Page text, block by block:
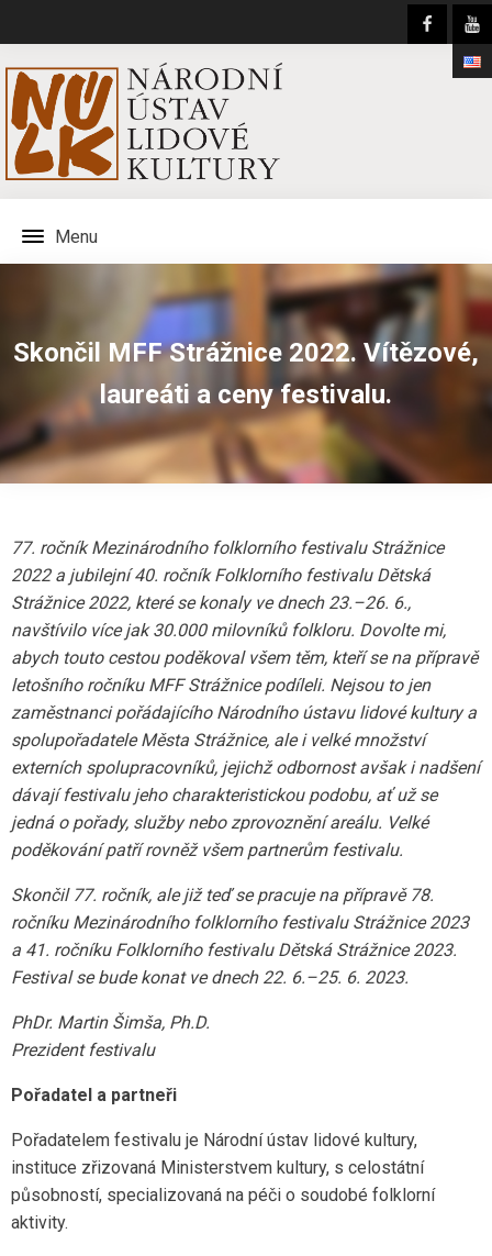
Menu
Skončil MFF Strážnice 2022. Vítězové,
laureáti a ceny festivalu.
77. ročník Mezinárodního folklorního festivalu Strážnice
2022 a jubilejní 40. ročník Folklorního festivalu Dětská
Strážnice 2022, které se konaly ve dnech 23.–26. 6.,
navštívilo více jak 30.000 milovníků folkloru. Dovolte mi,
abych touto cestou poděkoval všem těm, kteří se na přípravě
letošního ročníku MFF Strážnice podíleli. Nejsou to jen
zaměstnanci pořádajícího Národního ústavu lidové kultury a
spolupořadatele Města Strážnice, ale i velké množství
externích spolupracovníků, jejichž odbornost avšak i nadšení
dávají festivalu jeho charakteristickou podobu, ať už se
jedná o pořady, služby nebo zprovoznění areálu. Velké
poděkování patří rovněž všem partnerům festivalu.
Skončil 77. ročník, ale již teď se pracuje na přípravě 78.
ročníku Mezinárodního folklorního festivalu Strážnice 2023
a 41. ročníku Folklorního festivalu Dětská Strážnice 2023.
Festival se bude konat ve dnech 22. 6.–25. 6. 2023.
PhDr. Martin Šimša, Ph.D.
Prezident festivalu
Pořadatel a partneři
Pořadatelem festivalu je Národní ústav lidové kultury,
instituce zřizovaná Ministerstvem kultury, s celostátní
působností, specializovaná na péči o soudobé folklorní
aktivity.